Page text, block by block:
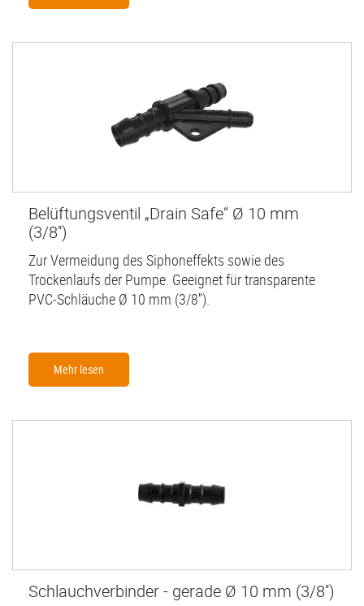
Belüftungsventil „Drain Safe“ Ø 10 mm
(3/8'')
Zur Vermeidung des Siphoneffekts sowie des
Trockenlaufs der Pumpe. Geeignet für transparente
PVC-Schläuche Ø 10 mm (3/8'').
Mehr lesen
Schlauchverbinder - gerade Ø 10 mm (3/8'')